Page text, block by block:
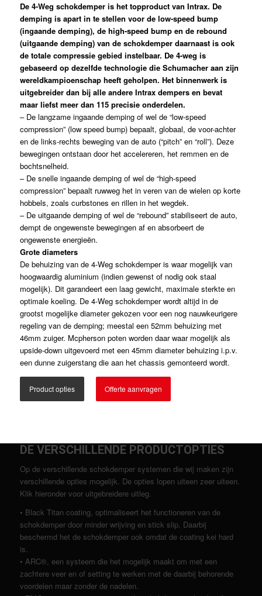
De 4-Weg schokdemper is het topproduct van Intrax. De
demping is apart in te stellen voor de low-speed bump
(ingaande demping), de high-speed bump en de rebound
(uitgaande demping) van de schokdemper daarnaast is ook
de totale compressie gebied instelbaar. De 4-weg is
gebaseerd op dezelfde technologie die Schumacher aan zijn
wereldkampioenschap heeft geholpen. Het binnenwerk is
uitgebreider dan bij alle andere Intrax dempers en bevat
maar liefst meer dan 115 precisie onderdelen.
– De langzame ingaande demping of wel de “low-speed
compression” (low speed bump) bepaalt, globaal, de voor-achter
en de links-rechts beweging van de auto (“pitch” en “roll”). Deze
bewegingen ontstaan door het accelereren, het remmen en de
bochtsnelheid.
– De snelle ingaande demping of wel de “high-speed
compression” bepaalt ruwweg het in veren van de wielen op korte
hobbels, zoals curbstones en rillen in het wegdek.
– De uitgaande demping of wel de “rebound” stabiliseert de auto,
dempt de ongewenste bewegingen af en absorbeert de
ongewenste energieën.
Grote diameters
De behuizing van de 4-Weg schokdemper is waar mogelijk van
hoogwaardig aluminium (indien gewenst of nodig ook staal
mogelijk). Dit garandeert een laag gewicht, maximale sterkte en
optimale koeling. De 4-Weg schokdemper wordt altijd in de
grootst mogelijke diameter gekozen voor een nog nauwkeurigere
regeling van de demping; meestal een 52mm behuizing met
46mm zuiger. Mcpherson poten worden daar waar mogelijk als
upside-down uitgevoerd met een 45mm diameter behuizing i.p.v.
een dunne zuigerstang die aan het chassis gemonteerd wordt.
Product opties Offerte aanvragen
DE VERSCHILLENDE PRODUCTOPTIES
Op de verschillende schokdemper systemen die wij maken zijn
verschillende opties mogelijk. De opties lopen uiteen zeer uiteen.
Klik hieronder voor uitgebreidere uitleg.
• Black Titan coating, optimaliseert het functioneren van de
schokdemper door minder wrijving en stick slip. Daarbij
beschermd het de schokdemper ook omdat de coating kei hard
is.
• ARC®, een systeem die het mogelijk maakt om met een
zachtere veer en of setting te werken met de daarbij behorende
voordelen maar zonder de nadelen.